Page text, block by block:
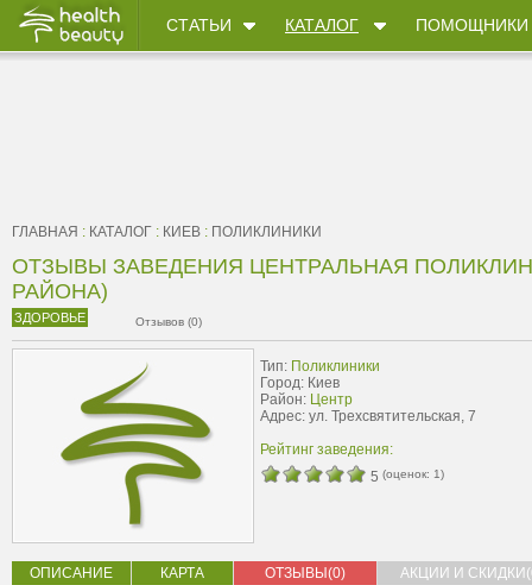
СТАТЬИ КАТАЛОГ ПОМОЩНИКИ
ГЛАВНАЯ : КАТАЛОГ : КИЕВ : ПОЛИКЛИНИКИ
ОТЗЫВЫ ЗАВЕДЕНИЯ ЦЕНТРАЛЬНАЯ
РАЙОНА)
ЗДОРОВЬЕ Отзывов (0)
Тип: Поликлиники
Город: Киев
Район: Центр
Адрес: ул. Трехсвятительская, 7
Рейтинг заведения:
5 (оценок: 1)
ОПИСАНИЕ КАРТА ОТЗЫВЫ(0) АКЦИИ И